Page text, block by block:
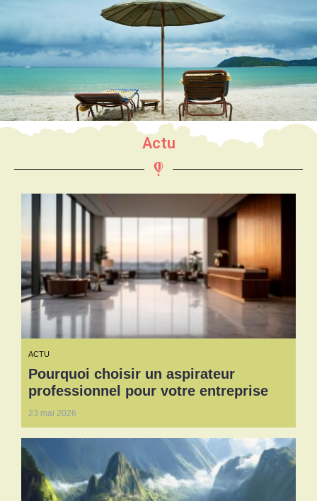
Actu
ACTU
Pourquoi choisir un aspirateur
professionnel pour votre entreprise
23 mai 2026